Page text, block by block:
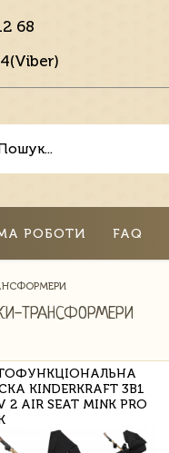
68
РОБОТИ FAQ
ТРАНСФОРМЕРИ
KINDERKRAFT 3В1
2 AIR SEAT MINK PRO